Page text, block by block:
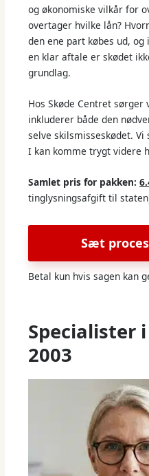
og økonomiske vilkår for
overtager hvilke lån?
den ene part købes ud,
en klar aftale er skødet
grundlag.
Hos Skøde Centret
inkluderer både den
selve skilsmisseskødet.
I kan komme trygt videre
Samlet pris for pakken:
tinglysningsafgift til
Sæt
Betal kun hvis sagen kan
Specialister
2003